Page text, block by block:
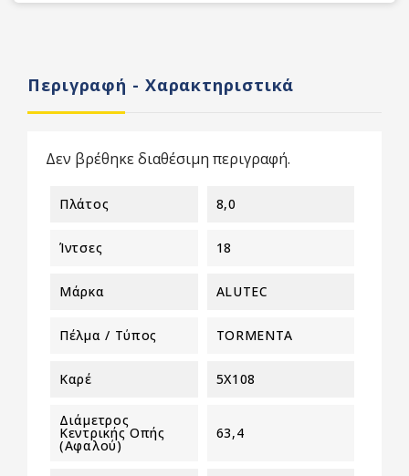
Περιγραφή - Χαρακτηριστικά
Δεν βρέθηκε διαθέσιμη περιγραφή.
Πλάτος 8,0
Ίντσες 18
Μάρκα ALUTEC
Πέλμα / Τύπος TORMENTA
Καρέ 5X108
Διάμετρος
Κεντρικής Οπής
(αφαλού)
63,4